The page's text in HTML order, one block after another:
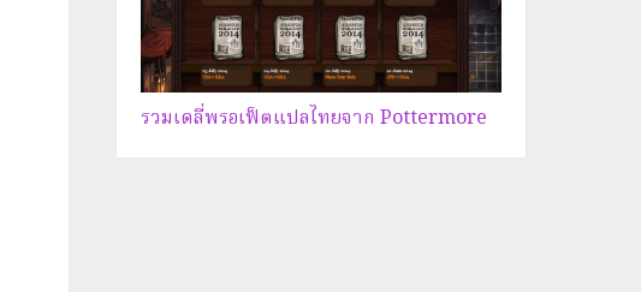
รวมเดลี่พรอเฟ็ตแปลไทยจาก Pottermore